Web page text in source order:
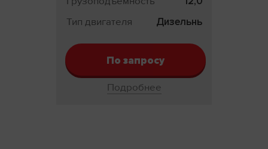
Тип двигателя
Дизельный
По запросу
Подробнее